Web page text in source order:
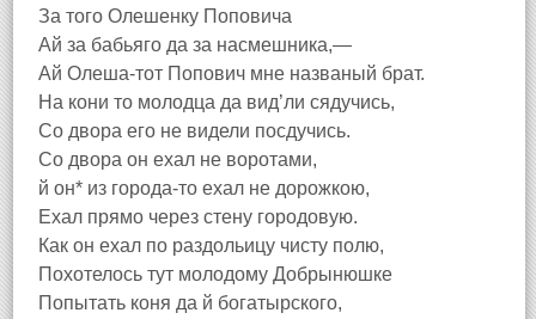
За того Олешенку Поповича
Ай за бабьяго да за насмешника,—
Ай Олеша-тот Попович мне названый брат.
На кони то молодца да вид’ли сядучись,
Со двора его не видели посдучись.
Со двора он ехал не воротами,
й он* из города-то ехал не дорожкою,
Ехал прямо через стену городовую.
Как он ехал по раздольицу чисту полю,
Похотелось тут молодому Добрынюшке
Попытать коня да й богатырского,